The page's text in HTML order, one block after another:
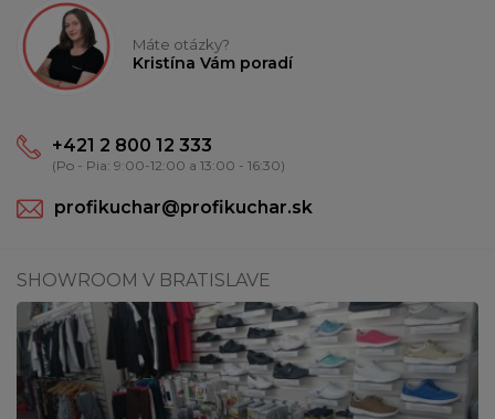
Máte otázky?
Kristína Vám poradí
+421 2 800 12 333
(Po - Pia: 9:00-12:00 a 13:00 - 16:30)
profikuchar@profikuchar.sk
SHOWROOM V BRATISLAVE